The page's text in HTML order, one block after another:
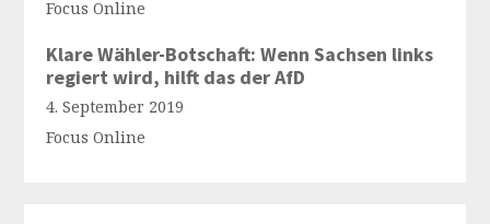
Focus Online
Klare Wähler-Botschaft: Wenn Sachsen links
regiert wird, hilft das der AfD
4. September 2019
Focus Online